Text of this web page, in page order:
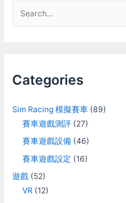
e
h
Categories
Sim Racing 模擬賽車(89)
賽車遊戲測評(27)
賽車遊戲設備(46)
賽車遊戲設定 (16)
遊戲(52)
VR(12)